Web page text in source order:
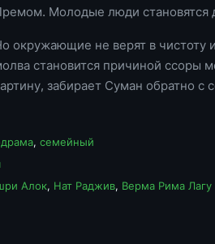
Молодые люди становятся
окружающие не верят в
становится причиной ссоры
забирает Суман обратно
, семейный
Алок, Нат Раджив, Верма Рима Лагу